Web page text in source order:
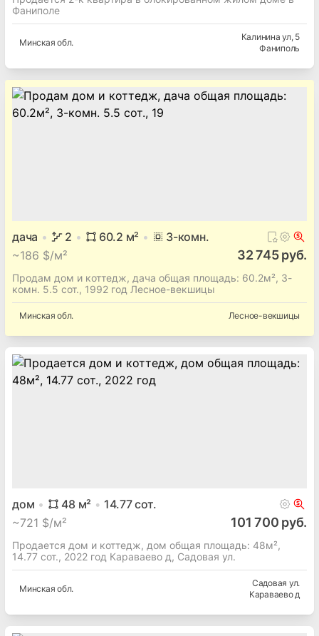
Фаниполе
Минская обл.
Калинина ул, 5
Фаниполь
дача 2 60.2 м² 3-комн.
~186 $/м² 32 745 руб.
Продам дом и коттедж, дача общая площадь: 60.2м², 3-
комн. 5.5 сот., 1992 год Лесное-векшицы
Минская обл. Лесное-векшицы
дом 48 м² 14.77сот.
~721 $/м² 101 700 руб.
Продается дом и коттедж, дом общая площадь: 48м²,
14.77 сот., 2022 год Караваево д, Садовая ул.
Минская обл.
Садовая ул.
Караваево д